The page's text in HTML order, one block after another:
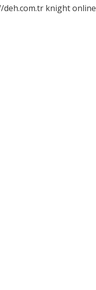
deh.com.tr knight online